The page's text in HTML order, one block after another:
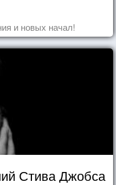
и новых начал!
Стива Джобса